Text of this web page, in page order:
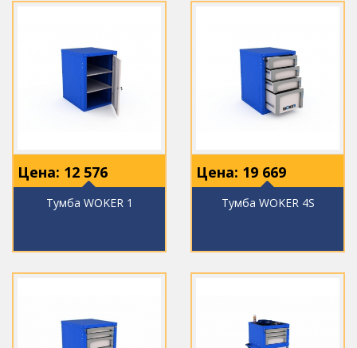
Цена: 12 576
Тумба WOKER 1
Цена: 19 669
Тумба WOKER 4S